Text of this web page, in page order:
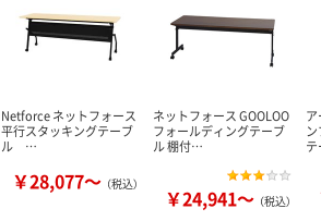
Netforce ネットフォース
平行スタッキングテーブ
ル …
￥28,077～ （税込）
ネットフォース GOOLOO
フォールディングテーブ
ル 棚付…
￥24,941～ （税込）
ア